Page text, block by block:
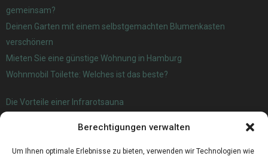
Berechtigungen verwalten
Um Ihnen optimale Erlebnisse zu bieten, verwenden wir Technologien wie
gemeinsam?
Deinen Garten mit einem selbstgemachten Blumenkasten
verschönern
Mieten Sie eine günstige Wohnung in Hamburg
Wohnmobil Toilette: Welches ist das beste?
Die Vorteile einer Infrarotsauna
Wanderwege Oldenburg – Eine Führung durch die Natur
Zahnärztliche Darlehen: Wie man zahnärztliche Kosten finanziert